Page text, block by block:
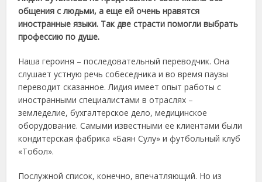
общения с людьми, а еще ей очень нравятся
иностранные языки. Так две страсти помогли выбрать
профессию по душе.
Наша героиня – последовательный переводчик. Она
слушает устную речь собеседника и во время паузы
переводит сказанное. Лидия имеет опыт работы с
иностранными специалистами в отраслях –
земледелие, бухгалтерское дело, медицинское
оборудование. Самыми известными ее клиентами были
кондитерская фабрика «Баян Сулу» и футбольный клуб
«Тобол».
Послужной список, конечно, впечатляющий. Но из